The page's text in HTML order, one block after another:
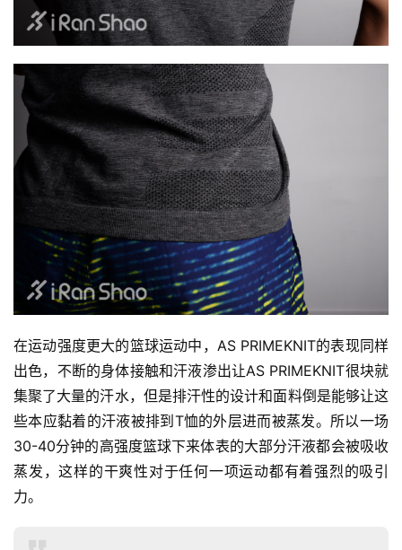
比
赛
在运动强度更大的篮球运动中，AS PRIMEKNIT的表现同样
出色，不断的身体接触和汗液渗出让AS PRIMEKNIT很块就
集聚了大量的汗水，但是排汗性的设计和面料倒是能够让这
些本应黏着的汗液被排到T恤的外层进而被蒸发。所以一场
30-40分钟的高强度篮球下来体表的大部分汗液都会被吸收
蒸发，这样的干爽性对于任何一项运动都有着强烈的吸引
力。